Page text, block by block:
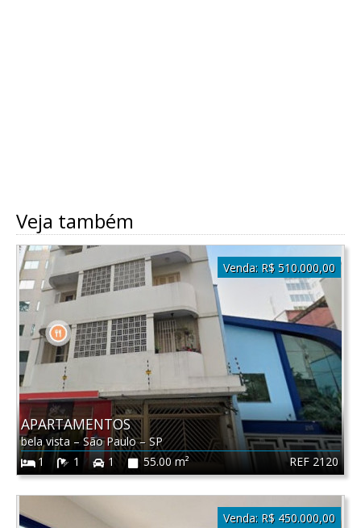
Veja também
REF 2120
APARTAMENTOS
bela vista – São Paulo– SP
1
1 1 55.00 m²
Venda: R$ 510.000,00
Venda: R$ 450.000,00